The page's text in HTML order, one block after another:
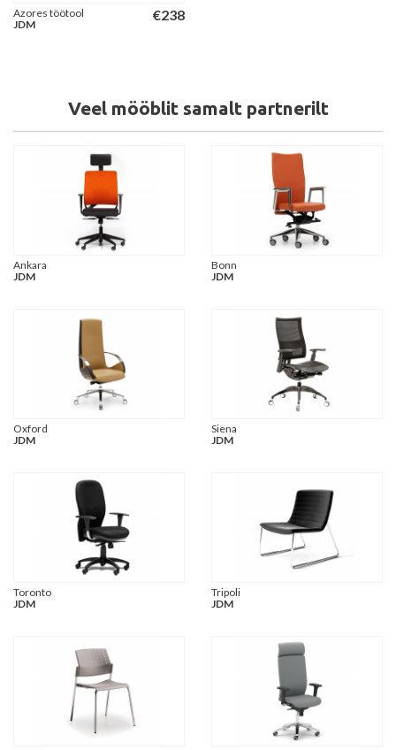
€238
Azores töötool
JDM
Veel mööblit samalt partnerilt
Ankara
JDM
Bonn
JDM
Oxford
JDM
Siena
JDM
Toronto
JDM
Tripoli
JDM